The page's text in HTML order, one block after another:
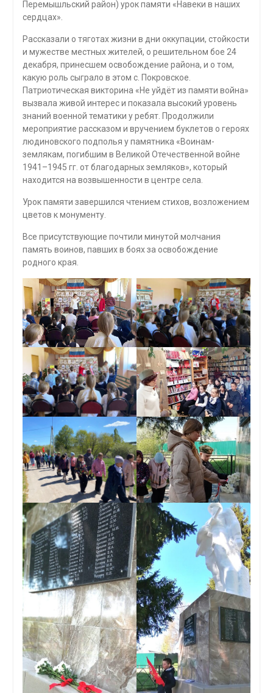
Перемышльский район) урок памяти «Навеки в наших
сердцах».
Рассказали о тяготах жизни в дни оккупации, стойкости
и мужестве местных жителей, о решительном бое 24
декабря, принесшем освобождение района, и о том,
какую роль сыграло в этом с. Покровское.
Патриотическая викторина «Не уйдёт из памяти война»
вызвала живой интерес и показала высокий уровень
знаний военной тематики у ребят. Продолжили
мероприятие рассказом и вручением буклетов о героях
людиновского подполья у памятника «Воинам-
землякам, погибшим в Великой Отечественной войне
1941–1945 гг. от благодарных земляков», который
находится на возвышенности в центре села.
Урок памяти завершился чтением стихов, возложением
цветов к монументу.
Все присутствующие почтили минутой молчания
память воинов, павших в боях за освобождение
родного края.